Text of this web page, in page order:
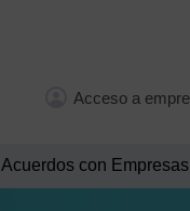
Acceso a
Acuerdos con Empresas